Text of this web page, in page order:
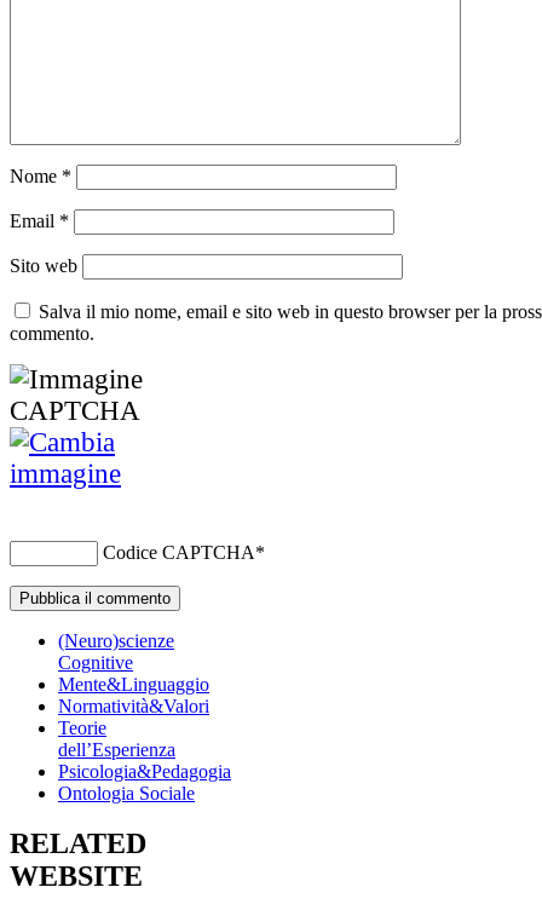
Nome *
Email *
Sito web
Salva il mio nome, email e sito web in questo browser per la
commento.
Codice CAPTCHA*
(Neuro)scienze
Cognitive
Mente&Linguaggio
Normatività&Valori
Teorie
dell’Esperienza
Psicologia&Pedagogia
Ontologia Sociale
RELATED
WEBSITE